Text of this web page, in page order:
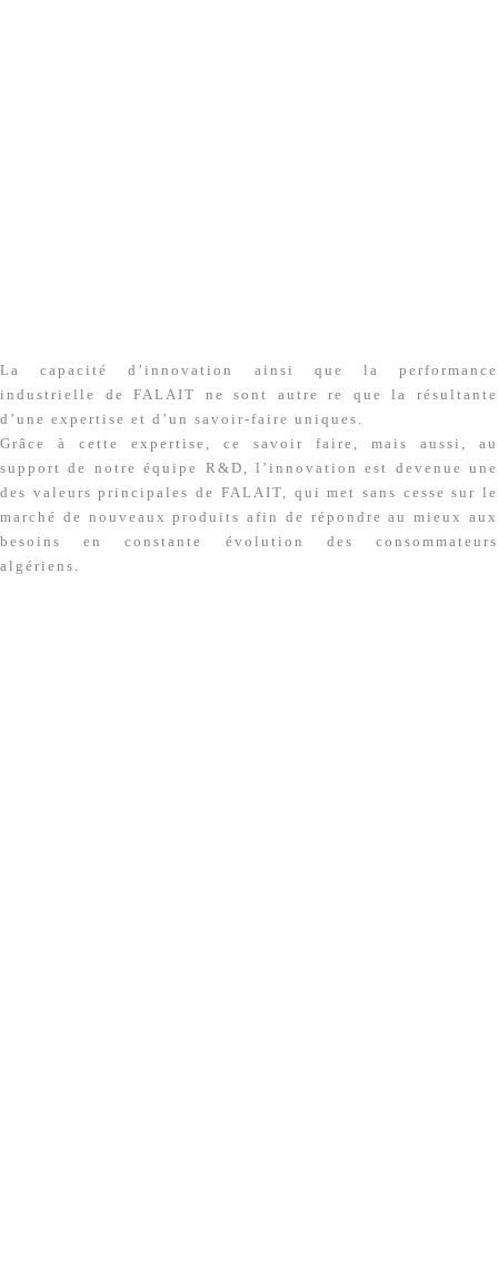
La capacité d’innovation ainsi que la performance
industrielle de FALAIT ne sont autre re que la résultante
d’une expertise et d’un savoir-faire uniques.
Grâce à cette expertise, ce savoir faire, mais aussi, au
support de notre équipe R&D, l’innovation est devenue une
des valeurs principales de FALAIT, qui met sans cesse sur le
marché de nouveaux produits afin de répondre au mieux aux
besoins en constante évolution des consommateurs
algériens.